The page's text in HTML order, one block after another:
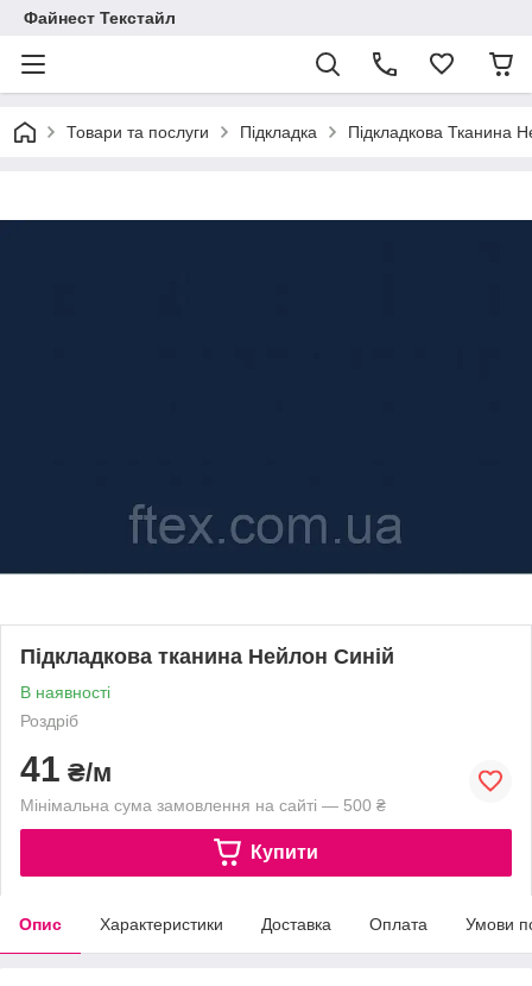
Файнест Текстайл
Товари та послуги Підкладка Підкладкова Тканина
Підкладкова тканина Нейлон Синій
В наявності
Роздріб
41 ₴/м
Мінімальна сума замовлення на сайті — 500 ₴
Купити
Опис Характеристики Доставка Оплата Умови